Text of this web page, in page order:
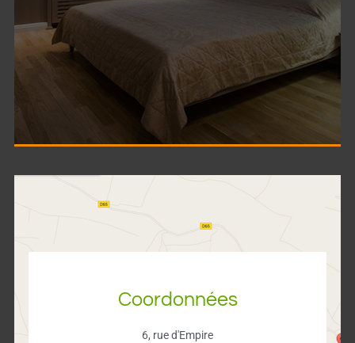
Coordonnées
6, rue d'Empire